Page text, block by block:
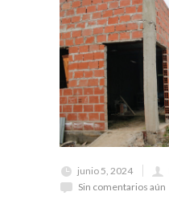
junio 5, 2024
Sin comentarios aún